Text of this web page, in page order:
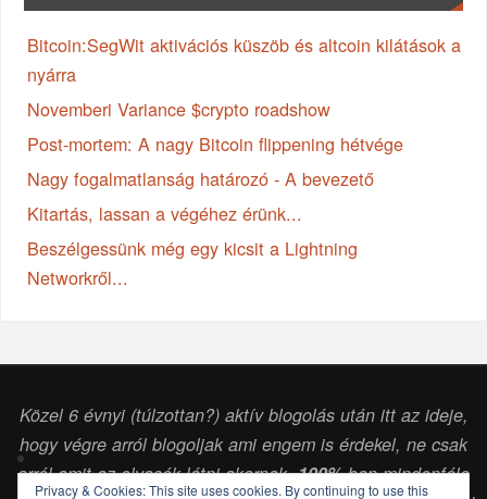
Bitcoin:SegWit aktivációs küszöb és altcoin kilátások a
nyárra
Novemberi Variance $crypto roadshow
Post-mortem: A nagy Bitcoin flippening hétvége
Nagy fogalmatlanság határozó - A bevezető
Kitartás, lassan a végéhez érünk...
Beszélgessünk még egy kicsit a Lightning
Networkről...
Közel 6 évnyi (túlzottan?) aktív blogolás után itt az ideje,
hogy végre arról blogoljak ami engem is érdekel, ne csak
arról amit az olvasók látni akarnak.100%-ban mindenféle
Privacy & Cookies: This site uses cookies. By continuing to use this